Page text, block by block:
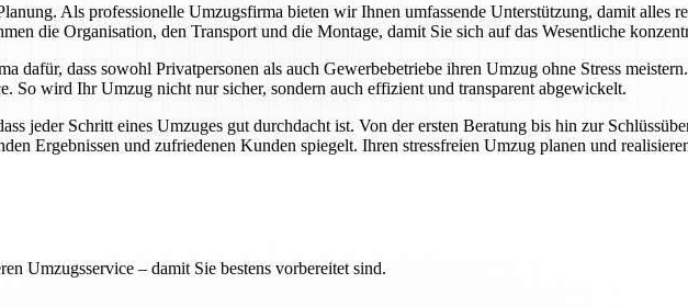
Als professionelle Umzugsfirma bieten wir Ihnen umfassende Unterstützung, damit alles
die Organisation, den Transport und die Montage, damit Sie sich auf das Wesentliche
dafür, dass sowohl Privatpersonen als auch Gewerbebetriebe ihren Umzug ohne Stress
So wird Ihr Umzug nicht nur sicher, sondern auch effizient und transparent abgewickelt.
jeder Schritt eines Umzuges gut durchdacht ist. Von der ersten Beratung bis hin zur
Ergebnissen und zufriedenen Kunden spiegelt. Ihren stressfreien Umzug planen und
Umzugsservice – damit Sie bestens vorbereitet sind.